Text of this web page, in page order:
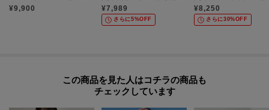
¥9,900 ¥7,989
さらに5%OFF
¥8,250
さらに30%OFF
この商品を見た人はコチラの商品も
チェックしています